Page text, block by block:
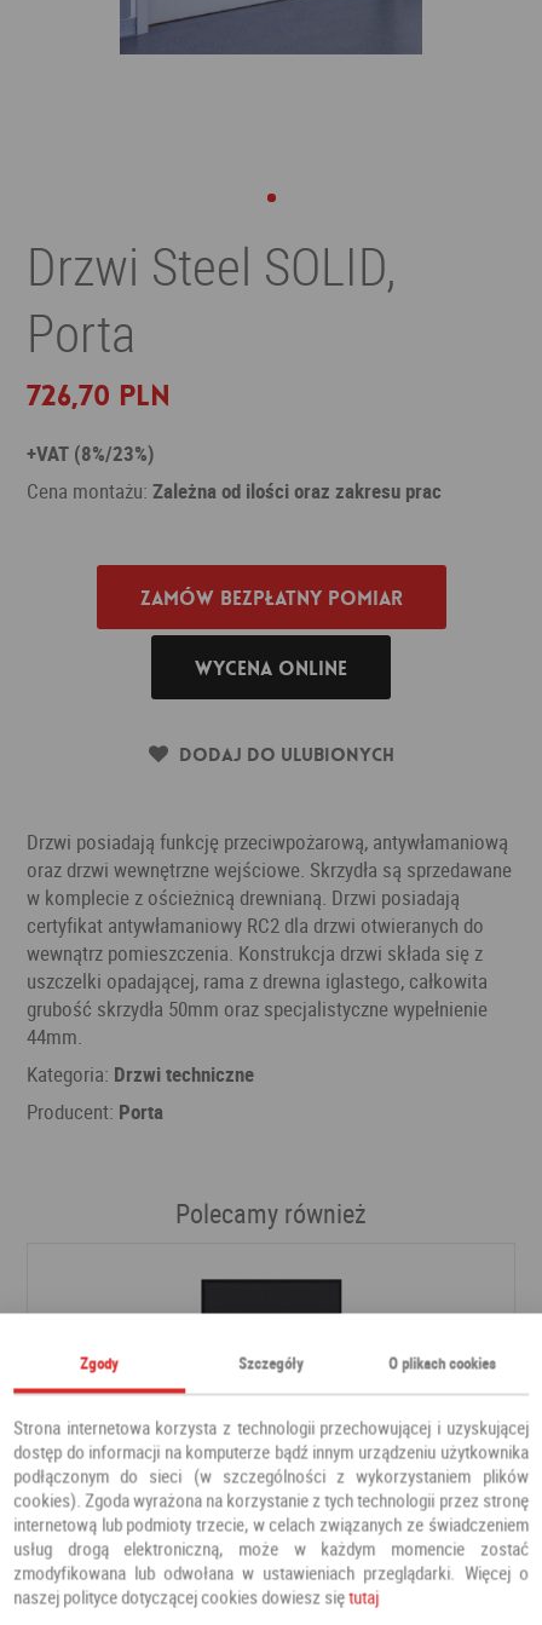
Drzwi Steel SOLID,
Porta
726,70 PLN
+VAT (8%/23%)
Cena montażu:Zależna od ilości oraz zakresu prac
Zamów bezpłatny pomiar
Wycena online
Dodaj do ulubionych
Drzwi posiadają funkcję przeciwpożarową, antywłamaniową
oraz drzwi wewnętrzne wejściowe. Skrzydła są sprzedawane
w komplecie z ościeżnicą drewnianą. Drzwi posiadają
certyfikat antywłamaniowy RC2 dla drzwi otwieranych do
wewnątrz pomieszczenia. Konstrukcja drzwi składa się z
uszczelki opadającej, rama z drewna iglastego, całkowita
grubość skrzydła 50mm oraz specjalistyczne wypełnienie
44mm.
Kategoria: Drzwi techniczne
Producent: Porta
Polecamy również
MAR-TOM DRZWI 42UNI
Zgody Szczegóły O plikach cookies
Strona internetowa korzysta z technologii przechowującej i uzyskującej
dostęp do informacji na komputerze bądź innym urządzeniu użytkownika
podłączonym do sieci (w szczególności z wykorzystaniem plików
cookies). Zgoda wyrażona na korzystanie z tych technologii przez stronę
internetową lub podmioty trzecie, w celach związanych ze świadczeniem
usług drogą elektroniczną, może w każdym momencie zostać
zmodyfikowana lub odwołana w ustawieniach przeglądarki. Więcej o
naszej polityce dotyczącej cookies dowiesz siętutaj